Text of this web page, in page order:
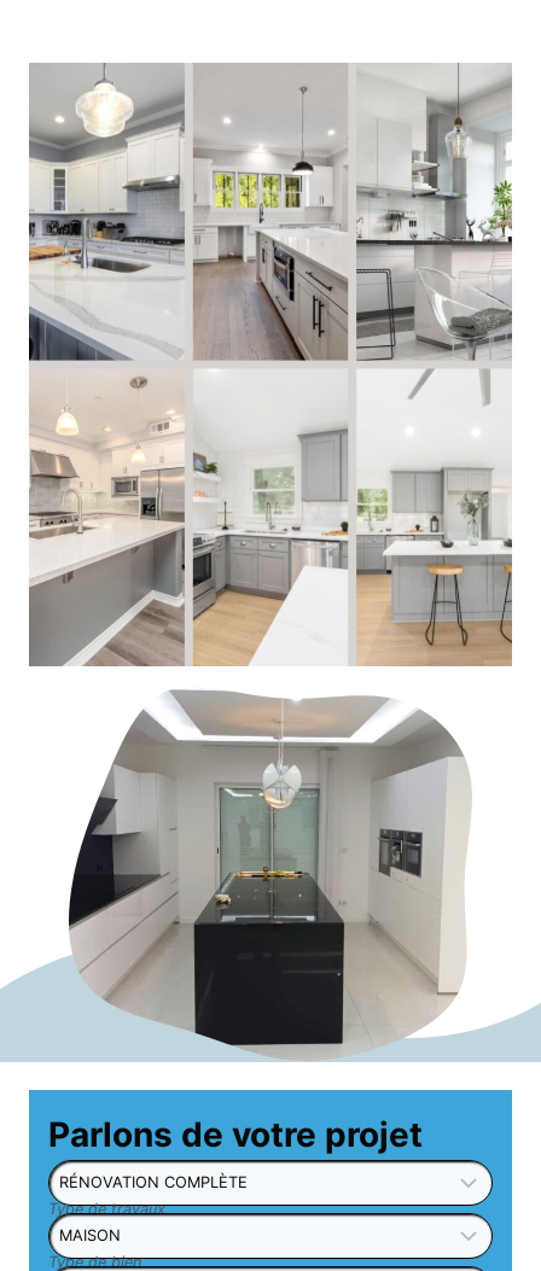
Parlons de votre projet
Type de travaux
Type de bien